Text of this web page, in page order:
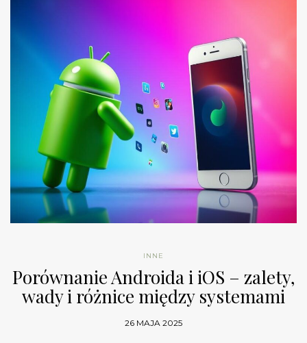
INNE
Porównanie Androida i iOS – zalety,
wady i różnice między systemami
26 MAJA 2025